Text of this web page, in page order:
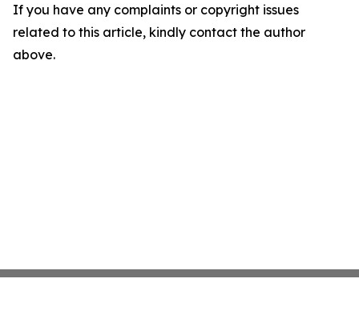
If you have any complaints or copyright issues
related to this article, kindly contact the author
above.